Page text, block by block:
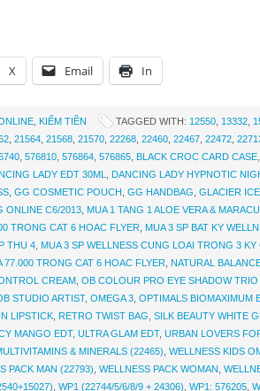
X Email In
KIẾM TIỀN TAGGED WITH: 12550 13332
21564 21568 21570 22268 22460 22467 22472
576810 576864 576865 BLACK CROC CARD CASE
LADY EDT 30ML
DANCING LADY HYPNOTIC
GG COSMETIC POUCH GG HANDBAG GLACIER ICE
ONLINE C6/2013 MUA 1 TANG 1 ALOE VERA &
TRONG CAT 6 HOAC FLYER
MUA 3 SP BAT KY
THU 4 MUA 3 SP WELLNESS CUNG LOAI TRONG 3 KY
77.000 TRONG CAT 6 HOAC FLYER
NATURAL
CREAM OB COLOUR PRO EYE SHADOW
STUDIO ARTIST, OMEGA 3 OPTIMALS BIOMAXIMUM
LIPSTICK RETRO TWIST BAG SILK BEAUTY WHITE
MANGO EDT, ULTRA GLAM EDT, URBAN LOVERS
& MINERALS (22465) WELLNESS KIDS
PACK MAN (22793) WELLNESS PACK WOMAN
WP1 (22744/5/6/8/9 + 24306) WP1: 576205